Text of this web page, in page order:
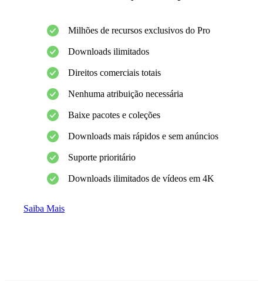
Milhões de recursos exclusivos do Pro
Downloads ilimitados
Direitos comerciais totais
Nenhuma atribuição necessária
Baixe pacotes e coleções
Downloads mais rápidos e sem anúncios
Suporte prioritário
Downloads ilimitados de vídeos em 4K
Saiba Mais